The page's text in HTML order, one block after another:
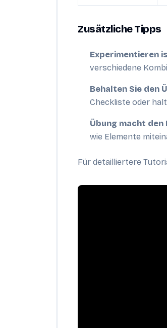
Zusätzliche Tipps
Experimentieren
verschiedene
Behalten Sie den
Checkliste oder
Übung macht den
wie Elemente
Für detailliertere